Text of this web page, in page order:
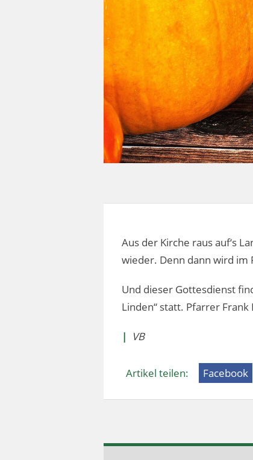
Aus der Kirche raus auf‘s
wieder. Denn dann wird im
Und dieser Gottesdienst
Linden“ statt. Pfarrer
| VB
Artikel teilen: Facebook